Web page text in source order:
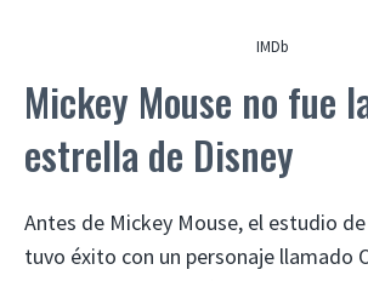
IMDb
Mickey Mouse no fue
estrella de Disney
Antes de Mickey Mouse, el estudio
tuvo éxito con un personaje llamado